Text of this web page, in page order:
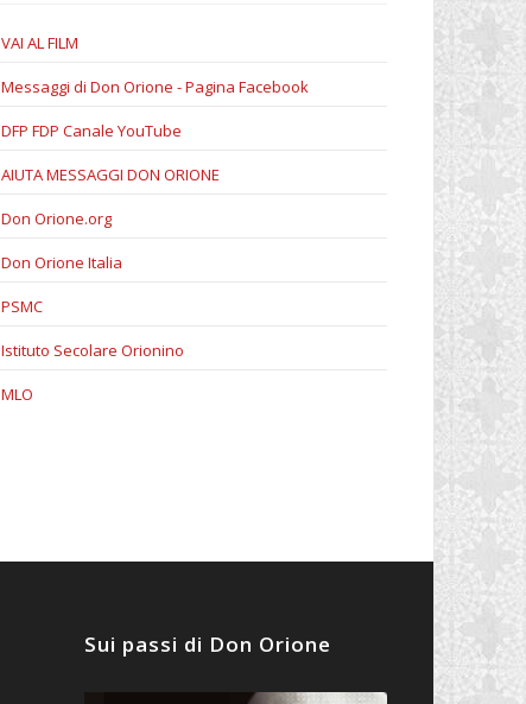
VAI AL FILM
Messaggi di Don Orione - Pagina Facebook
DFP FDP Canale YouTube
AIUTA MESSAGGI DON ORIONE
Don Orione.org
Don Orione Italia
PSMC
Istituto Secolare Orionino
MLO
Sui passi di Don Orione